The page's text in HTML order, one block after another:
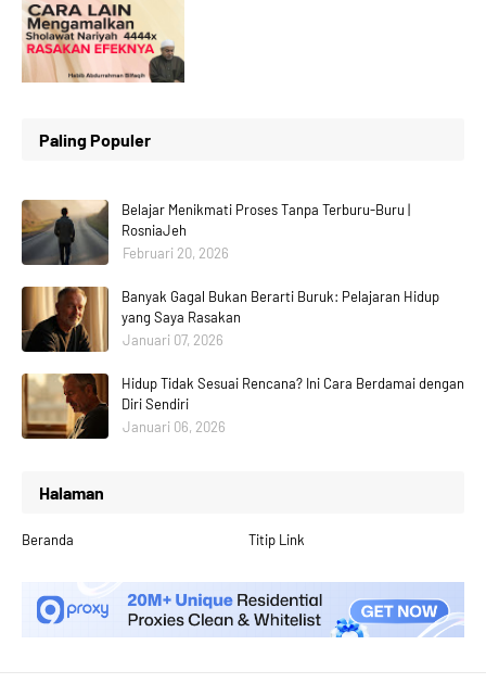
Paling Populer
Belajar Menikmati Proses Tanpa Terburu-Buru |
RosniaJeh
Februari 20, 2026
Banyak Gagal Bukan Berarti Buruk: Pelajaran Hidup
yang Saya Rasakan
Januari 07, 2026
Hidup Tidak Sesuai Rencana? Ini Cara Berdamai dengan
Diri Sendiri
Januari 06, 2026
Halaman
Beranda Titip Link